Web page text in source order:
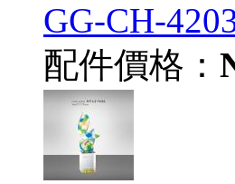
GG-CH-
配件價格：